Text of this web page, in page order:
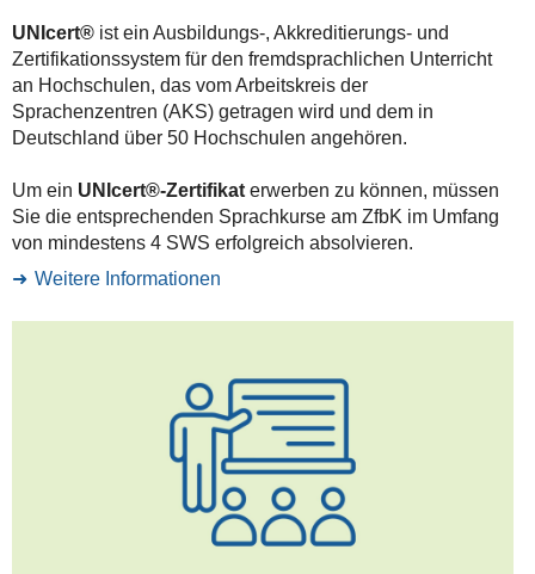
UNIcert®ist ein Ausbildungs-, Akkreditierungs- und
Zertifikationssystem für den fremdsprachlichen Unterricht
an Hochschulen, das vom Arbeitskreis der
Sprachenzentren (AKS) getragen wird und dem in
Deutschland über 50 Hochschulen angehören.
Um ein UNIcert®-Zertifikaterwerben zu können, müssen
Sie die entsprechenden Sprachkurse am ZfbK im Umfang
von mindestens 4 SWS erfolgreich absolvieren.
Weitere Informationen